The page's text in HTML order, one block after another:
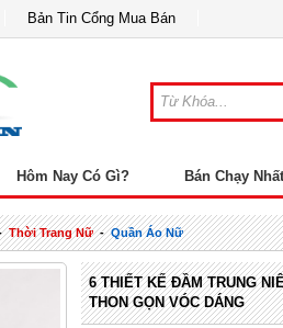
Bản Tin Cổng Mua Bán
Hôm Nay Có Gì? Bán Chạy Nhất
Thời Trang Nữ-Quần Áo Nữ
6 THIẾT KẾ ĐẦM TRUNG
THON GỌN VÓC DÁNG